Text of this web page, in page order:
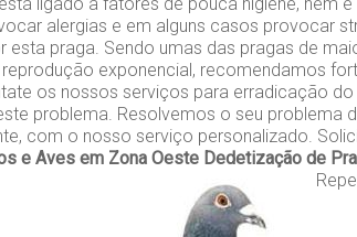
alergias e em alguns casos provocar
praga. Sendo umas das pragas de
exponencial, recomendamos
os nossos serviços para erradicação do
problema. Resolvemos o seu problema
com o nosso serviço personalizado.
e Aves em Zona Oeste Dedetização de